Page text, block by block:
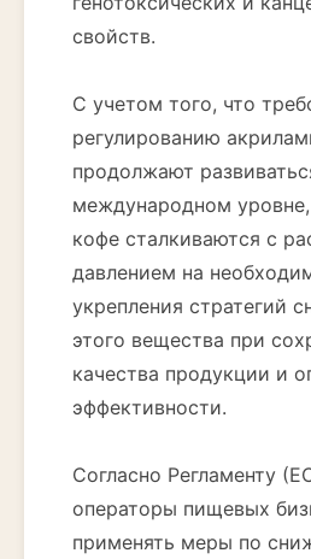
свойств.
С учетом того, что
регулированию
продолжают
международном
кофе сталкиваются с
давлением на
укрепления стратегий
этого вещества при
качества продукции и
эффективности.
Согласно Регламенту
операторы пищевых
применять меры по